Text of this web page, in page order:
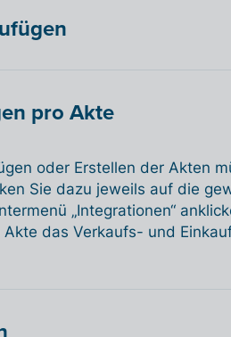
pro Akte
oder Erstellen der Akten
Sie dazu jeweils auf die
„Integrationen“
das Verkaufs- und